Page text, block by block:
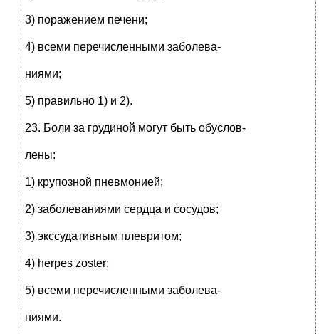
3) поражением печени;
4) всеми перечисленными заболева-
ниями;
5) правильно 1) и 2).
23. Боли за грудиной могут быть обуслов-
лены:
1) крупозной пневмонией;
2) заболеваниями сердца и сосудов;
3) экссудативным плевритом;
4) herpes zoster;
5) всеми перечисленными заболева-
ниями.